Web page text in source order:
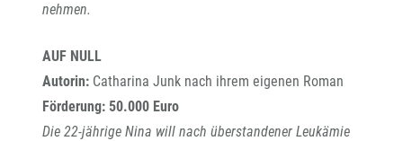
nehmen.
AUF NULL
Autorin: Catharina Junk nach ihrem eigenen Roman
Förderung: 50.000 Euro
Die 22-jährige Nina will nach überstandener Leukämie